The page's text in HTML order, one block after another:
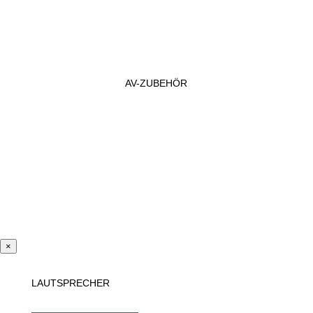
AV-ZUBEHÖR
×
LAUTSPRECHER